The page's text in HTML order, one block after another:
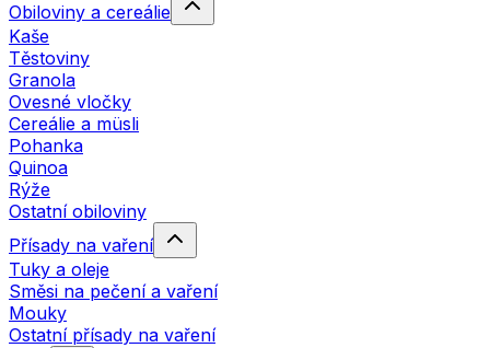
Obiloviny a cereálie
Kaše
Těstoviny
Granola
Ovesné vločky
Cereálie a müsli
Pohanka
Quinoa
Rýže
Ostatní obiloviny
Přísady na vaření
Tuky a oleje
Směsi na pečení a vaření
Mouky
Ostatní přísady na vaření